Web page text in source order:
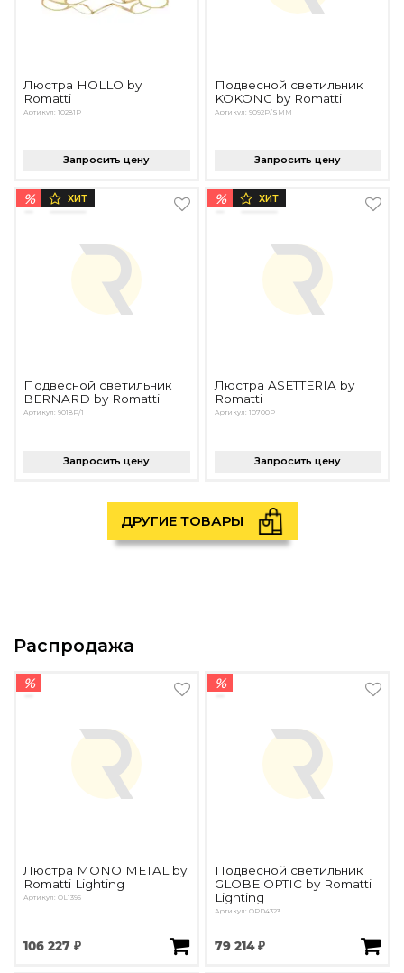
Люстра HOLLO by
Romatti
Артикул: 10281P
Запросить цену
Подвесной светильник
KOKONG by Romatti
Артикул: 9092P/SMM
Запросить цену
% ХИТ
Подвесной светильник
BERNARD by Romatti
Артикул: 9018P/1
Запросить цену
% ХИТ
Люстра ASETTERIA by
Romatti
Артикул: 10700P
Запросить цену
ДРУГИЕ ТОВАРЫ
Распродажа
%
Люстра MONO METAL by
Romatti Lighting
Артикул: OL1395
106 227 ₽
%
Подвесной светильник
GLOBE OPTIC by Romatti
Lighting
Артикул: OPD4323
79 214 ₽